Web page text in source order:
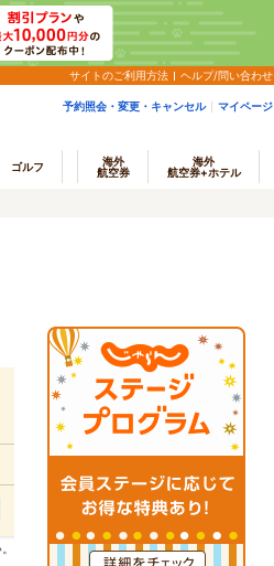
サイトのご利用方法 ヘルプ/問い合わせ
予約照会・変更・キャンセル マイページ
ゴルフ
海外
航空券
海外
航空券+ホテル